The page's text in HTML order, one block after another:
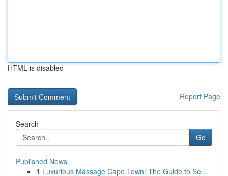
HTML is disabled
Report Page
Search
Go
Published News
1 Luxurious Massage Cape Town: The Guide to Se...